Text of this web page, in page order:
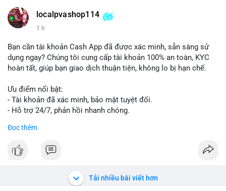
localpvashop114
1 h
Bạn cần tài khoản Cash App đã được xác minh, sẵn sàng sử
dụng ngay? Chúng tôi cung cấp tài khoản 100% an toàn, KYC
hoàn tất, giúp bạn giao dịch thuận tiện, không lo bị hạn chế.
Ưu điểm nổi bật:
- Tài khoản đã xác minh, bảo mật tuyệt đối.
- Hỗ trợ 24/7, phản hồi nhanh chóng.
nay:
✈️ Telegram: @localpvashop
📧 Email: localpvashop@gmail.com
Đọc thêm
Tải nhiều bài viết hơn